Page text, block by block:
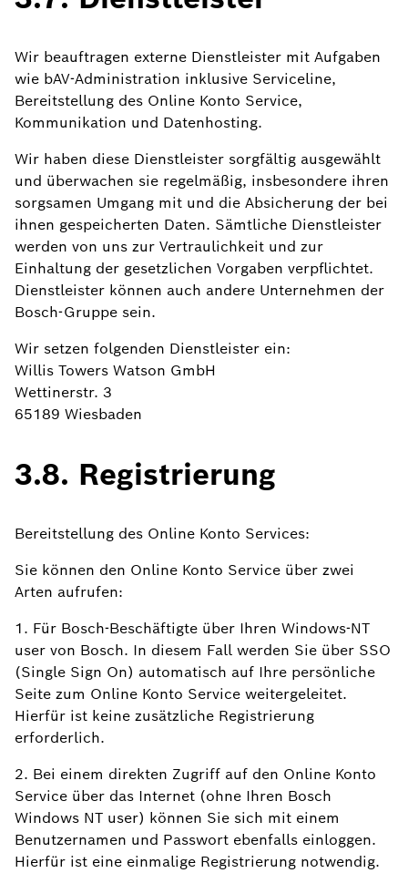
Wir beauftragen externe Dienstleister mit Aufgaben
wie bAV-Administration inklusive Serviceline,
Bereitstellung des Online Konto Service,
Kommunikation und Datenhosting.
Wir haben diese Dienstleister sorgfältig ausgewählt
und überwachen sie regelmäßig, insbesondere ihren
sorgsamen Umgang mit und die Absicherung der bei
ihnen gespeicherten Daten. Sämtliche Dienstleister
werden von uns zur Vertraulichkeit und zur
Einhaltung der gesetzlichen Vorgaben verpflichtet.
Dienstleister können auch andere Unternehmen der
Bosch-Gruppe sein.
Wir setzen folgenden Dienstleister ein:
Willis Towers Watson GmbH
Wettinerstr. 3
65189 Wiesbaden
3.8. Registrierung
Bereitstellung des Online Konto Services:
Sie können den Online Konto Service über zwei
Arten aufrufen:
1. Für Bosch-Beschäftigte über Ihren Windows-NT
user von Bosch. In diesem Fall werden Sie über SSO
(Single Sign On) automatisch auf Ihre persönliche
Seite zum Online Konto Service weitergeleitet.
Hierfür ist keine zusätzliche Registrierung
erforderlich.
2. Bei einem direkten Zugriff auf den Online Konto
Service über das Internet (ohne Ihren Bosch
Windows NT user) können Sie sich mit einem
Benutzernamen und Passwort ebenfalls einloggen.
Hierfür ist eine einmalige Registrierung notwendig.